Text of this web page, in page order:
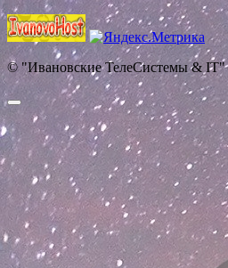
© "Ивановские ТелеСистемы & IT"
Прокрутить
вверх